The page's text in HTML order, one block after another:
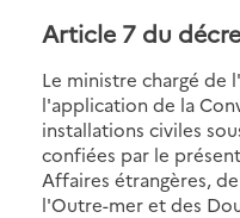
Article 7 du
Le ministre chargé de
l'application de la
installations civiles
confiées par le
Affaires étrangères,
l'Outre-mer et des